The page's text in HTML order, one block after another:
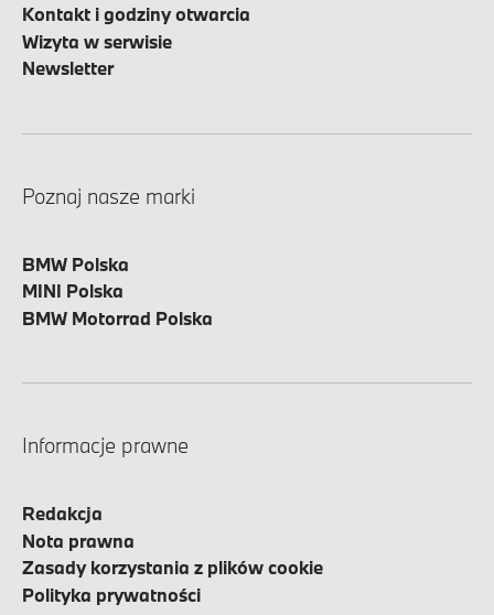
Kontakt i godziny otwarcia
Wizyta w serwisie
Newsletter
Poznaj nasze marki
BMW Polska
MINI Polska
BMW Motorrad Polska
Informacje prawne
Redakcja
Nota prawna
Zasady korzystania z plików cookie
Polityka prywatności